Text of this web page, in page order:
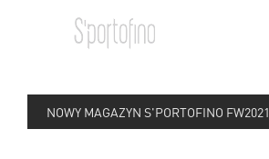
NOWY MAGAZYN S'PORTOFINO FW2021